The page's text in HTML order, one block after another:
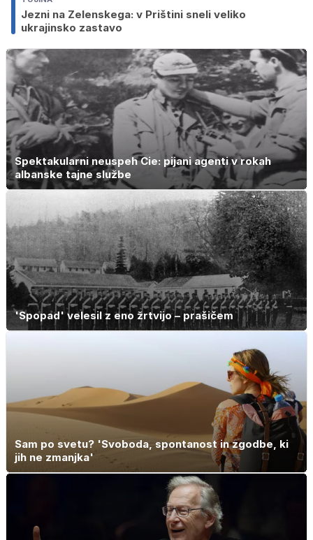
Jezni na Zelenskega: v Prištini sneli veliko
ukrajinsko zastavo
Spektakularni neuspeh Cie: pijani agenti v rokah
albanske tajne službe
'Spopad' velesil z eno žrtvijo – prašičem
Sam po svetu? 'Svoboda, spontanost in zgodbe, ki
jih ne zmanjka'